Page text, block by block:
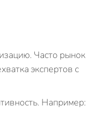
Часто рынок
экспертов с
Например: